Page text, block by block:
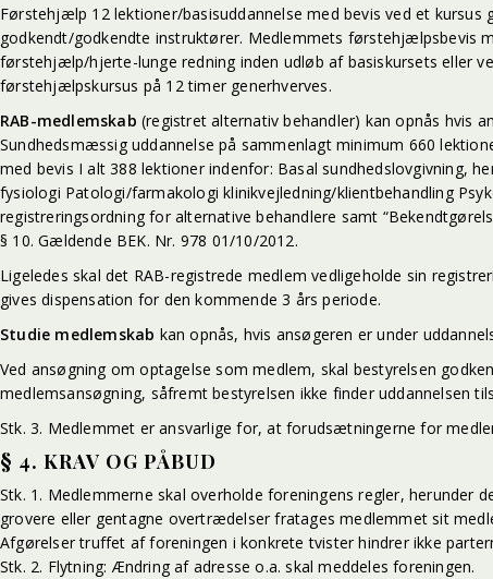
Førstehjælp 12 lektioner/basisuddannelse med bevis ved et
godkendt/godkendte instruktører. Medlemmets førstehjælpsbevis
førstehjælp/hjerte-lunge redning inden udløb af basiskursets eller
førstehjælpskursus på 12 timer generhverves.
RAB-medlemskab (registret alternativ behandler) kan opnås hvis
Sundhedsmæssig uddannelse på sammenlagt minimum 660
med bevis I alt 388 lektioner indenfor: Basal sundhedslovgivning,
fysiologi Patologi/farmakologi klinikvejledning/klientbehandling
registreringsordning for alternative behandlere samt
§ 10. Gældende BEK. Nr. 978 01/10/2012.
Ligeledes skal det RAB-registrede medlem vedligeholde sin
gives dispensation for den kommende 3 års periode.
Studie medlemskab kan opnås, hvis ansøgeren er under
Ved ansøgning om optagelse som medlem, skal bestyrelsen
medlemsansøgning, såfremt bestyrelsen ikke finder uddannelsen
Stk. 3. Medlemmet er ansvarlige for, at forudsætningerne for
§ 4. KRAV OG PÅBUD
Stk. 1. Medlemmerne skal overholde foreningens regler, herunder
grovere eller gentagne overtrædelser fratages medlemmet sit
Afgørelser truffet af foreningen i konkrete tvister hindrer ikke
Stk. 2. Flytning: Ændring af adresse o.a. skal meddeles foreningen.